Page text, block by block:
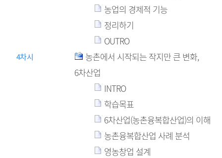
농업의 경제적 기능
정리하기
OUTRO
4차시
농촌에서 시작되는 작지만 큰 변화,
6차산업
INTRO
학습목표
6차산업(농촌융복합산업)의 이해
농촌융복합산업 사례 분석
영농창업 설계